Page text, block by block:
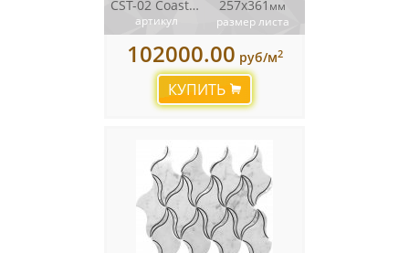
CST-02 Coastal Wave
артикул
257x361 мм
размер листа
102000.00 руб/м2
КУПИТЬ